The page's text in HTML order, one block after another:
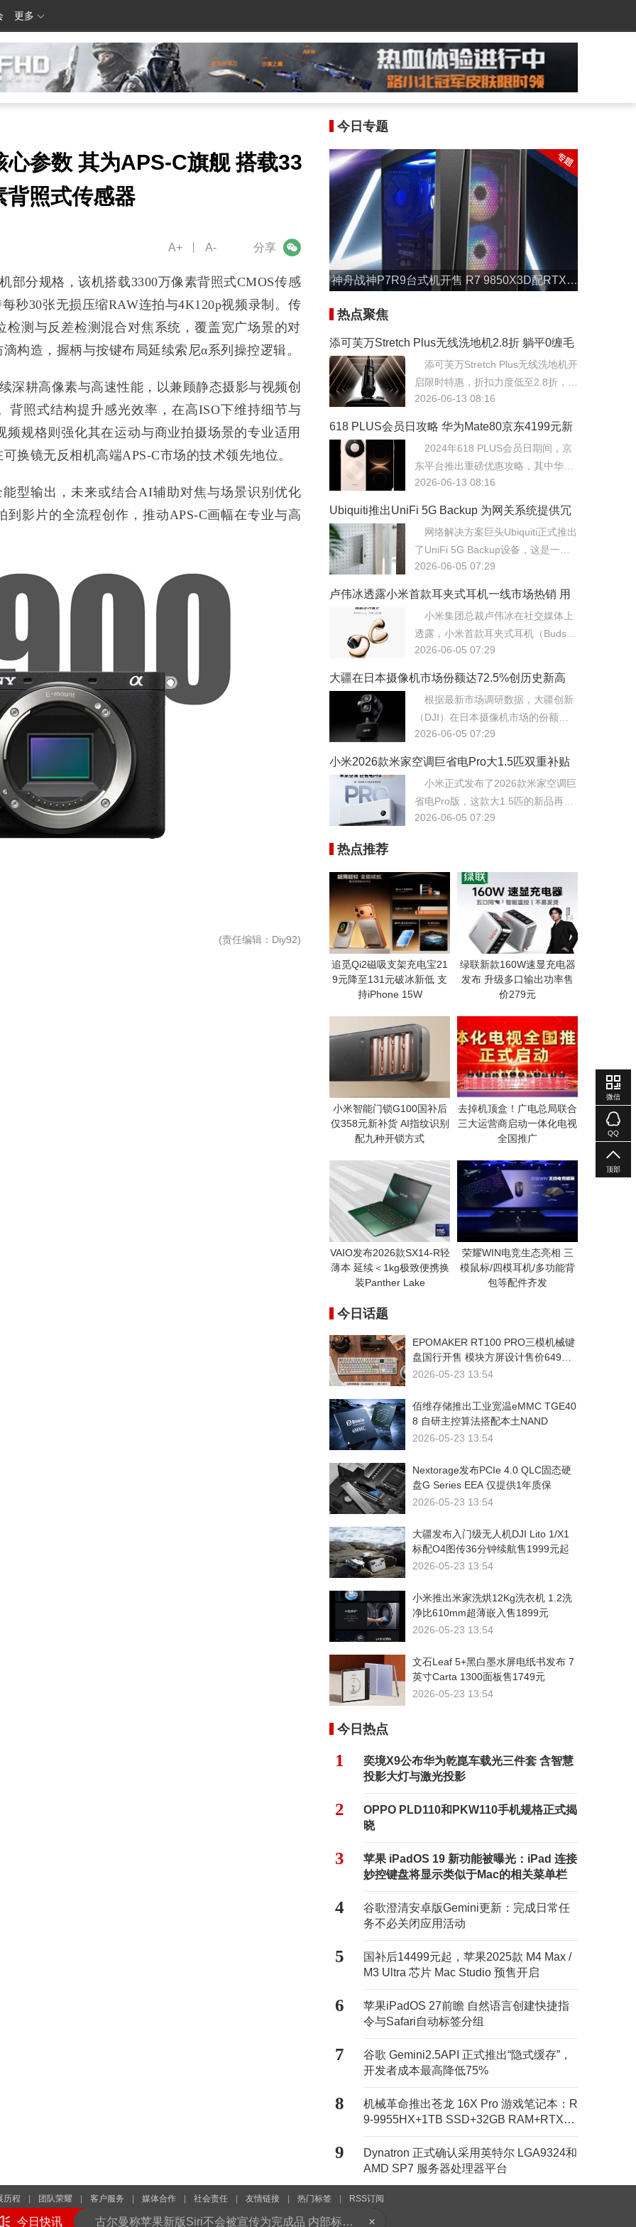
更多
参数 其为APS-C旗舰 搭载33
背照式传感器
分享
微信
A+ A-
部分规格，该机搭载3300万像素背照式CMOS传感
秒30张无损压缩RAW连拍与4K120p视频录制。传
测与反差检测混合对焦系统，覆盖宽广场景的对
构造，握柄与按键布局延续索尼α系列操控逻辑。
深耕高像素与高速性能，以兼顾静态摄影与视频创
背照式结构提升感光效率，在高ISO下维持细节与
规格则强化其在运动与商业拍摄场景的专业适用
换镜无反相机高端APS-C市场的技术领先地位。
型输出，未来或结合AI辅助对焦与场景识别优化
影片的全流程创作，推动APS-C画幅在专业与高
(责任编辑 ：Diy92)
今日专题
神舟战神P7R9台式机开售 R7 9850X3D配RTX 5
热点聚焦
添可芙万Stretch Plus无线洗地机2.8折 躺平0缠毛
22000Pa售828元
添可芙万Stretch Plus无线洗地机开
启限时特惠，折扣力度低至2.8折，到
手价仅为828元。该机型核心亮点在
底部进行清洁，配合22000Pa的大吸
力，轻松应对地面缝隙中的顽固灰
尘。
2026-06-13 08:16
618 PLUS会员日攻略 华为Mate80京东4199元新
低飞天茅台278元尝鲜
2024年618 PLUS会员日期间，京
东平台推出重磅优惠攻略，其中华为
Mate80手机价格直降至4199元的历
鲜价。此次会员日活动旨在通过高价
值爆品的低价引流，吸引更多用户开
通或续费PLUS会员服务。
2026-06-13 08:16
Ubiquiti推出UniFi 5G Backup 为网关系统提供冗
余弹性保障
网络解决方案巨头Ubiquiti正式推出
了UniFi 5G Backup设备，这是一款
专为UniFi网关系统设计的5G蜂窝网
2026-06-05 07:29
卢伟冰透露小米首款耳夹式耳机一线市场热销 用
户反响超预期
小米集团总裁卢伟冰在社交媒体上
透露，小米首款耳夹式耳机（Buds Fi
t或类似型号）在一线市场占有率极高
至超出了公司内部的预期。
2026-06-05 07:29
大疆在日本摄像机市场份额达72.5%创历史新高
持续领跑行业
根据最新市场调研数据，大疆创新
（DJI）在日本摄像机市场的份额已
攀升至惊人的72.5%，创下历史新
球的行业霸主地位。
2026-06-05 07:29
小米2026款米家空调巨省电Pro大1.5匹双重补贴
价低至1868元
小米正式发布了2026款米家空调巨
省电Pro版，这款大1.5匹的新品再次
刷新了高能效空调的价格底线。
2026-06-05 07:29
热点推荐
追觅Qi2磁吸支架充电宝21
9元降至131元破冰新低 支
持iPhone 15W
绿联新款160W速显充电器
发布 升级多口输出功率售
价279元
小米智能门锁G100国补后
仅358元新补货 AI指纹识别
配九种开锁方式
去掉机顶盒！广电总局联合
三大运营商启动一体化电视
全国推广
VAIO发布2026款SX14-R轻
薄本 延续＜1kg极致便携换
装Panther Lake
荣耀WIN电竞生态亮相 三
模鼠标/四模耳机/多功能背
包等配件齐发
今日话题
EPOMAKER RT100 PRO三模机械键
盘国行开售 模块方屏设计售价649元
起
2026-05-23 13:54
佰维存储推出工业宽温eMMC TGE40
8 自研主控算法搭配本土NAND
2026-05-23 13:54
Nextorage发布PCIe 4.0 QLC固态硬
盘G Series EEA 仅提供1年质保
2026-05-23 13:54
大疆发布入门级无人机DJI Lito 1/X1
标配O4图传36分钟续航售1999元起
2026-05-23 13:54
小米推出米家洗烘12Kg洗衣机 1.2洗
净比610mm超薄嵌入售1899元
2026-05-23 13:54
文石Leaf 5+黑白墨水屏电纸书发布 7
英寸Carta 1300面板售1749元
2026-05-23 13:54
今日热点
1
奕境X9公布华为乾崑车载光三件套 含智慧
投影大灯与激光投影
2
OPPO PLD110和PKW110手机规格正式揭
晓
3
苹果 iPadOS 19 新功能被曝光：iPad 连接
妙控键盘将显示类似于Mac的相关菜单栏
4
谷歌澄清安卓版Gemini更新：完成日常任
务不必关闭应用活动
5
国补后14499元起，苹果2025款 M4 Max /
M3 Ultra 芯片 Mac Studio 预售开启
6
苹果iPadOS 27前瞻 自然语言创建快捷指
令与Safari自动标签分组
7
谷歌 Gemini2.5API 正式推出“隐式缓存”，
开发者成本最高降低75%
8
机械革命推出苍龙 16X Pro 游戏笔记本：R
9-9955HX+1TB SSD+32GB RAM+RTX50
70Ti售11499元
9
Dynatron 正式确认采用英特尔 LGA9324和
AMD SP7 服务器处理器平台
历程 团队荣耀 客户服务 媒体合作 社会责任 友情链接 热门标签
RSS订阅
引用自网络，如有侵权请联系我们予以删除，本站发布此文仅为传递信息，不代表本站认同其观点。
微信
QQ
顶部
今日快讯
苹果iPadOS 27前瞻 自然语言创建快捷指令与Safari自动标签分组
古尔曼称苹果新版Siri不会被宣传为完成品 内部标记为Beta版 ×